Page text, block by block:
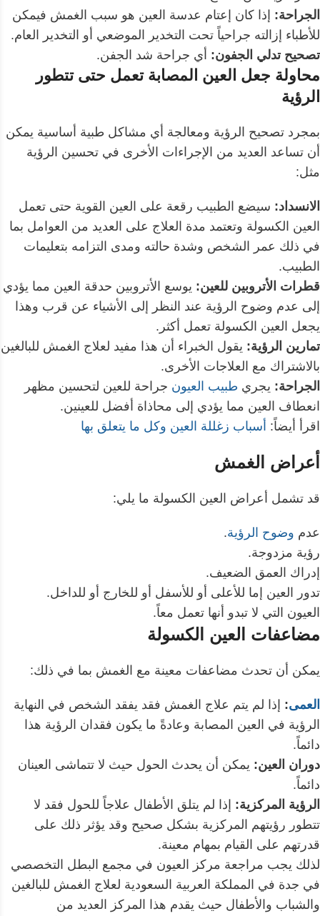
الجراحة: إذا كان إعتام عدسة العين هو سبب الغمش فيمكن
للأطباء إزالته جراحياً تحت التخدير الموضعي أو التخدير العام.
تصحيح تدلي الجفون: أي جراحة شد الجفن.
محاولة جعل العين المصابة تعمل حتى تتطور
الرؤية
بمجرد تصحيح الرؤية ومعالجة أي مشاكل طبية أساسية يمكن
أن تساعد العديد من الإجراءات الأخرى في تحسين الرؤية
مثل:
الانسداد: سيضع الطبيب رقعة على العين القوية حتى تعمل
العين الكسولة وتعتمد مدة العلاج على العديد من العوامل بما
في ذلك عمر الشخص وشدة حالته ومدى التزامه بتعليمات
الطبيب.
قطرات الأتروبين للعين: يوسع الأتروبين حدقة العين مما يؤدي
إلى عدم وضوح الرؤية عند النظر إلى الأشياء عن قرب وهذا
يجعل العين الكسولة تعمل أكثر.
تمارين الرؤية: يقول الخبراء أن هذا مفيد لعلاج الغمش للبالغين
بالاشتراك مع العلاجات الأخرى.
الجراحة: يجري طبيب العيون جراحة للعين لتحسين مظهر
انعطاف العين مما يؤدي إلى محاذاة أفضل للعينين.
اقرأ أيضاً: أسباب زغللة العين وكل ما يتعلق بها
أعراض الغمش
قد تشمل أعراض العين الكسولة ما يلي:
عدم وضوح الرؤية.
رؤية مزدوجة.
إدراك العمق الضعيف.
تدور العين إما للأعلى أو للأسفل أو للخارج أو للداخل.
العيون التي لا تبدو أنها تعمل معاً.
مضاعفات العين الكسولة
يمكن أن تحدث مضاعفات معينة مع الغمش بما في ذلك:
العمى: إذا لم يتم علاج الغمش فقد يفقد الشخص في النهاية
الرؤية في العين المصابة وعادةً ما يكون فقدان الرؤية هذا
دائماً.
دوران العين: يمكن أن يحدث الحول حيث لا تتماشى العينان
دائماً.
الرؤية المركزية: إذا لم يتلق الأطفال علاجاً للحول فقد لا
تتطور رؤيتهم المركزية بشكل صحيح وقد يؤثر ذلك على
قدرتهم على القيام بمهام معينة.
لذلك يجب مراجعة مركز العيون في مجمع البطل التخصصي
في جدة في المملكة العربية السعودية لعلاج الغمش للبالغين
والشباب والأطفال حيث يقدم هذا المركز العديد من